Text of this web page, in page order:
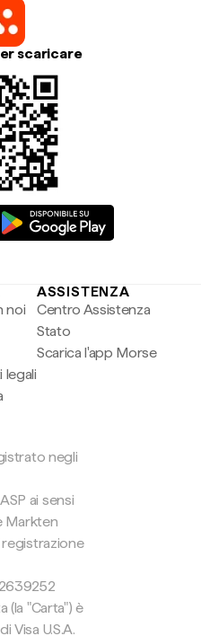
scaricare
noi
legali
ASSISTENZA
Centro Assistenza
Stato
Scarica l'app Morse
negli
ai sensi
Markten
registrazione
(la "Carta") è
Visa U.S.A.